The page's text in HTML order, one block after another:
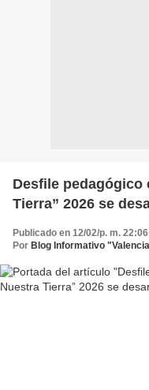
Desfile pedagógico
Tierra” 2026 se
Publicado en 12/02/p. m. 22:06
Por Blog Informativo